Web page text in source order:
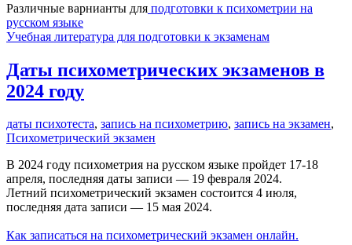
Различные варнианты для подготовки к психометрии на
русском языке
Учебная литература для подготовки к экзаменам
Даты психометрических экзаменов в
2024 году
даты психотеста, запись на психометрию, запись на экзамен,
Психометрический экзамен
В 2024 году психометрия на русском языке пройдет 17-18
апреля, последняя даты записи — 19 февраля 2024.
Летний психометрический экзамен состоится 4 июля,
последняя дата записи — 15 мая 2024.
Как записаться на психометрический экзамен онлайн.